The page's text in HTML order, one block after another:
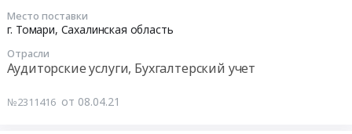
Место поставки
г. Томари, Сахалинская область
Отрасли
Аудиторские услуги, Бухгалтерский учет
№2311416 от 08.04.21